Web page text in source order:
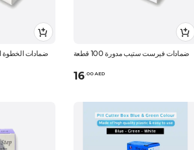
ضمادات الخطوة ضمادات فيرست ستيب مدورة 100 قطعة
16.00 AED